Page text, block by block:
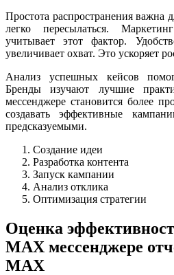
Простота распространения важна
легко пересылаться.
учитывает этот фактор.
увеличивает охват. Это ускоряет
Анализ успешных кейсов
Бренды изучают лучшие
мессенджере становится более
создавать эффективные
предсказуемыми.
Создание идеи
Разработка контента
Запуск кампании
Анализ отклика
Оптимизация стратегии
Оценка
MAX мессенджере
MAX